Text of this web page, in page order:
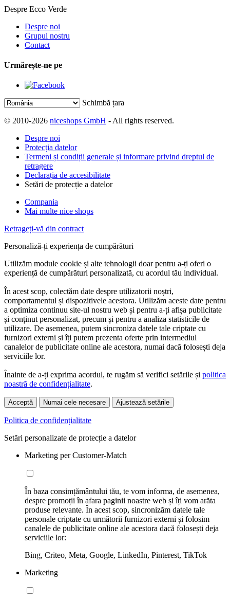
Despre Ecco Verde
Despre noi
Grupul nostru
Contact
Urmărește-ne pe
Schimbă țara
© 2010-2026 niceshops GmbH - All rights reserved.
Despre noi
Protecția datelor
Termeni și condiții generale și informare privind dreptul de
retragere
Declarația de accesibilitate
Setări de protecție a datelor
Compania
Mai multe nice shops
Retrageți-vă din contract
Personaliză-ți experiența de cumpărături
Utilizăm module cookie și alte tehnologii doar pentru a-ți oferi o
experiență de cumpărături personalizată, cu acordul tău individual.
În acest scop, colectăm date despre utilizatorii noștri,
comportamentul și dispozitivele acestora. Utilizăm aceste date pentru
a optimiza continuu site-ul nostru web și pentru a-ți afișa publicitate
și conținut personalizat, precum și pentru a analiza statisticile de
utilizare. De asemenea, putem sincroniza datele tale criptate cu
furnizori externi și îți putem prezenta oferte prin intermediul
canalelor de publicitate online ale acestora, numai dacă folosești deja
serviciile lor.
Înainte de a-ți exprima acordul, te rugăm să verifici setările și politica
noastră de confidențialitate.
Acceptă Numai cele necesare Ajustează setările
Politica de confidențialitate
Setări personalizate de protecție a datelor
Marketing per Customer-Match
În baza consimțământului tău, te vom informa, de asemenea,
despre promoții în afara paginii noastre web și îți vom arăta
produse relevante. În acest scop, sincronizăm datele tale
personale criptate cu următorii furnizori externi și folosim
canalele de publicitate online ale acestora dacă folosești deja
serviciile lor:
Bing, Criteo, Meta, Google, LinkedIn, Pinterest, TikTok
Marketing